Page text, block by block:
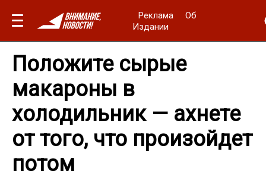
Реклама
Об
Издании
Положите сырые
макароны в
холодильник — ахнете
от того, что произойдет
потом